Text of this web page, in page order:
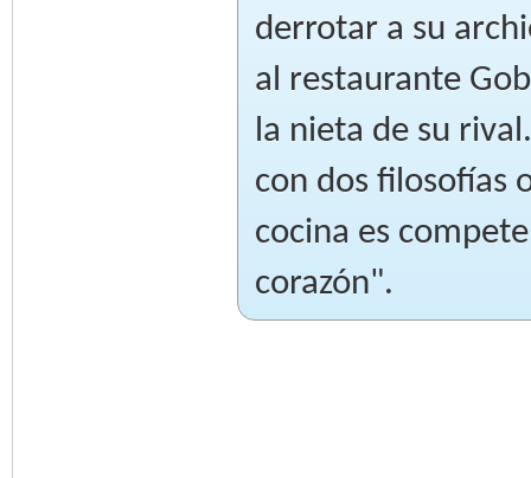
derrotar a su
al restaurante
la nieta de su
con dos filosofías
cocina es
corazón".